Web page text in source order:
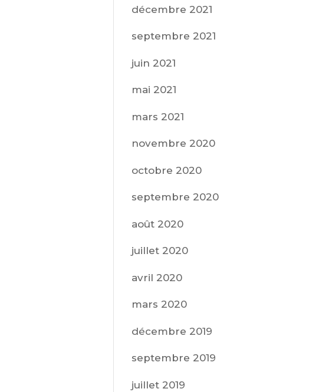
décembre 2021
septembre 2021
juin 2021
mai 2021
mars 2021
novembre 2020
octobre 2020
septembre 2020
août 2020
juillet 2020
avril 2020
mars 2020
décembre 2019
septembre 2019
juillet 2019